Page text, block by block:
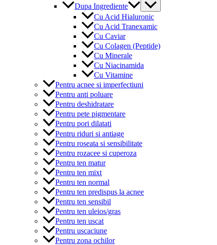
Dupa Ingrediente
Menu
Toggle
Cu Acid Hialuronic
Cu Acid Tranexamic
Cu Caviar
Cu Colagen (Peptide)
Cu Minerale
Cu Niacinamida
Cu Vitamine
Pentru acnee si imperfectiuni
Pentru anti poluare
Pentru deshidratare
Pentru pete pigmentare
Pentru pori dilatati
Pentru riduri si antiage
Pentru roseata si sensibilitate
Pentru rozacee si cuperoza
Pentru ten matur
Pentru ten mixt
Pentru ten normal
Pentru ten predispus la acnee
Pentru ten sensibil
Pentru ten uleios/gras
Pentru ten uscat
Pentru uscaciune
Pentru zona ochilor